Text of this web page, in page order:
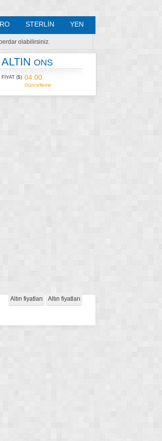
STERLİN YEN
olabilirsiniz.
ALTIN ONS
FİYAT ($) 04:00
Güncelleme
Altın fiyatları Altın fiyatları